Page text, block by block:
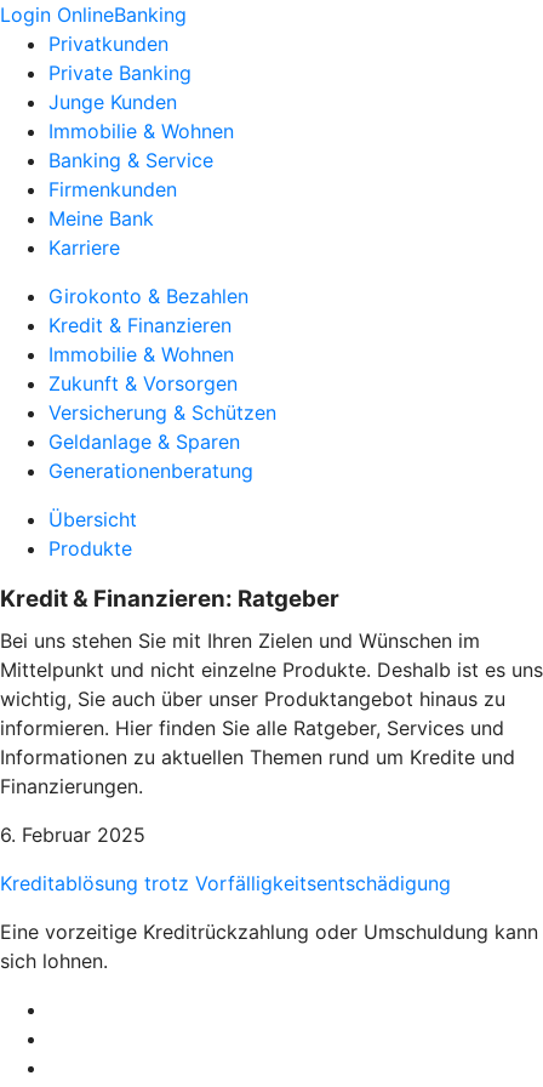
Login OnlineBanking
Privatkunden
Private Banking
Junge Kunden
Immobilie & Wohnen
Banking & Service
Firmenkunden
Meine Bank
Karriere
Girokonto & Bezahlen
Kredit & Finanzieren
Immobilie & Wohnen
Zukunft & Vorsorgen
Versicherung & Schützen
Geldanlage & Sparen
Generationenberatung
Übersicht
Produkte
Kredit & Finanzieren: Ratgeber
Bei uns stehen Sie mit Ihren Zielen und Wünschen im
Mittelpunkt und nicht einzelne Produkte. Deshalb ist es uns
wichtig, Sie auch über unser Produktangebot hinaus zu
informieren. Hier finden Sie alle Ratgeber, Services und
Informationen zu aktuellen Themen rund um Kredite und
Finanzierungen.
6. Februar 2025
Kreditablösung trotz Vorfälligkeitsentschädigung
Eine vorzeitige Kreditrückzahlung oder Umschuldung kann
sich lohnen.